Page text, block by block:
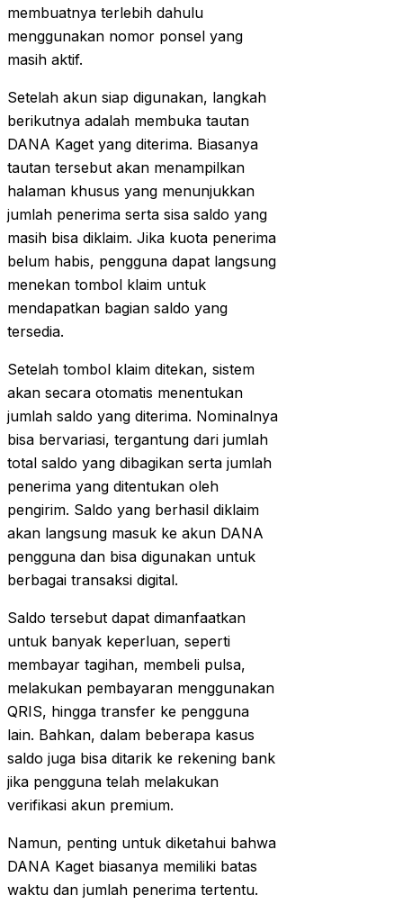
membuatnya terlebih dahulu
menggunakan nomor ponsel yang
masih aktif.
Setelah akun siap digunakan, langkah
berikutnya adalah membuka tautan
DANA Kaget yang diterima. Biasanya
tautan tersebut akan menampilkan
halaman khusus yang menunjukkan
jumlah penerima serta sisa saldo yang
masih bisa diklaim. Jika kuota penerima
belum habis, pengguna dapat langsung
menekan tombol klaim untuk
mendapatkan bagian saldo yang
tersedia.
Setelah tombol klaim ditekan, sistem
akan secara otomatis menentukan
jumlah saldo yang diterima. Nominalnya
bisa bervariasi, tergantung dari jumlah
total saldo yang dibagikan serta jumlah
penerima yang ditentukan oleh
pengirim. Saldo yang berhasil diklaim
akan langsung masuk ke akun DANA
pengguna dan bisa digunakan untuk
berbagai transaksi digital.
Saldo tersebut dapat dimanfaatkan
untuk banyak keperluan, seperti
membayar tagihan, membeli pulsa,
melakukan pembayaran menggunakan
QRIS, hingga transfer ke pengguna
lain. Bahkan, dalam beberapa kasus
saldo juga bisa ditarik ke rekening bank
jika pengguna telah melakukan
verifikasi akun premium.
Namun, penting untuk diketahui bahwa
DANA Kaget biasanya memiliki batas
waktu dan jumlah penerima tertentu.